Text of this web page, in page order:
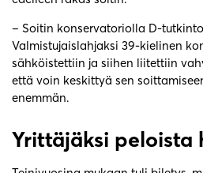
– Soitin konservatoriolla D-
Valmistujaislahjaksi 39-kielinen
sähköistettiin ja siihen liitettiin
että voin keskittyä sen
enemmän.
Yrittäjäksi peloista